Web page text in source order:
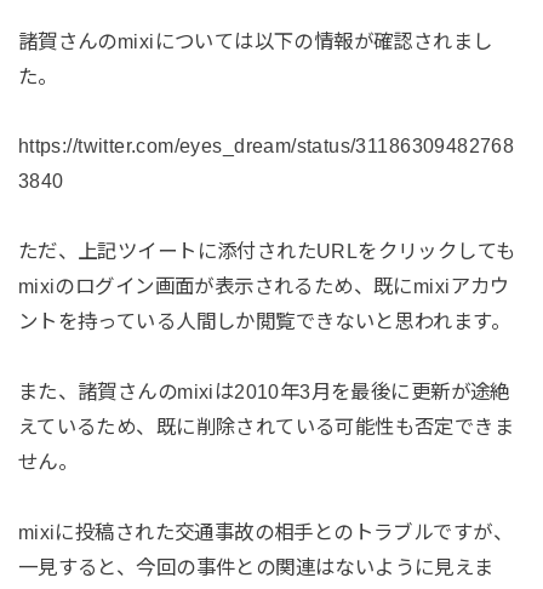
諸賀さんのmixiについては以下の情報が確認されまし
た。
https://twitter.com/eyes_dream/status/31186309482768
3840
ただ、上記ツイートに添付されたURLをクリックしても
mixiのログイン画面が表示されるため、既にmixiアカウ
ントを持っている人間しか閲覧できないと思われます。
また、諸賀さんのmixiは2010年3月を最後に更新が途絶
えているため、既に削除されている可能性も否定できま
せん。
mixiに投稿された交通事故の相手とのトラブルですが、
一見すると、今回の事件との関連はないように見えま